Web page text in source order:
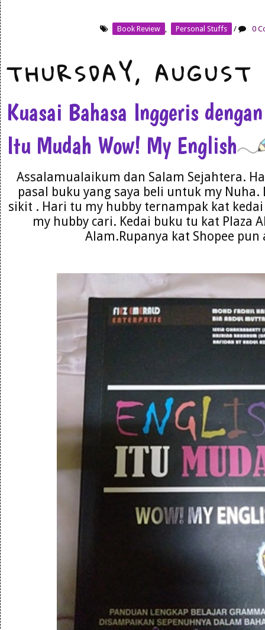
Book Review Personal Stuffs / 0
THURSDAY,
Kuasai Bahasa Inggeris
Itu Mudah Wow! My English
Assalamualaikum dan Salam Sejahtera.
pasal buku yang saya beli untuk my
sikit . Hari tu my hubby ternampak kat
my hubby cari. Kedai buku tu kat Plaza
Alam.Rupanya kat Shopee pun